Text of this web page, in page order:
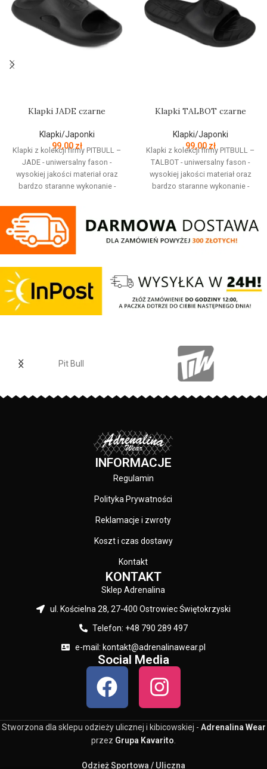
Klapki JADE czarne
Klapki/Japonki
99,00 zł
Klapki z kolekcji firmy PITBULL –
JADE - uniwersalny fason -
wysokiej jakości materiał oraz
bardzo staranne wykonanie -
podeszwa - prosty kształt modelu
dla zapewnienia najwyższego
komfortu użytkowania - wypukłe
szerokim pasie z przodu - użyte
materiały: pianka EVA
Klapki TALBOT czarne
Klapki/Japonki
99,00 zł
Klapki z kolekcji firmy PITBULL –
TALBOT - uniwersalny fason -
wysokiej jakości materiał oraz
bardzo staranne wykonanie -
podeszwa - prosty kształt modelu
dla zapewnienia najwyższego
komfortu użytkowania - wypukłe
materiały: pianka EVA
Pit Bull
INFORMACJE
Regulamin
Polityka Prywatności
Reklamacje i zwroty
Koszt i czas dostawy
Kontakt
KONTAKT
Sklep Adrenalina
ul. Kościelna 28, 27-400 Ostrowiec Świętokrzyski
Telefon: +48 790 289 497
e-mail: kontakt@adrenalinawear.pl
Social Media
Stworzona dla sklepu odzieży ulicznej i kibicowskiej - Adrenalina Wear
przez Grupa Kavarito
Odzież Sportowa / Uliczna